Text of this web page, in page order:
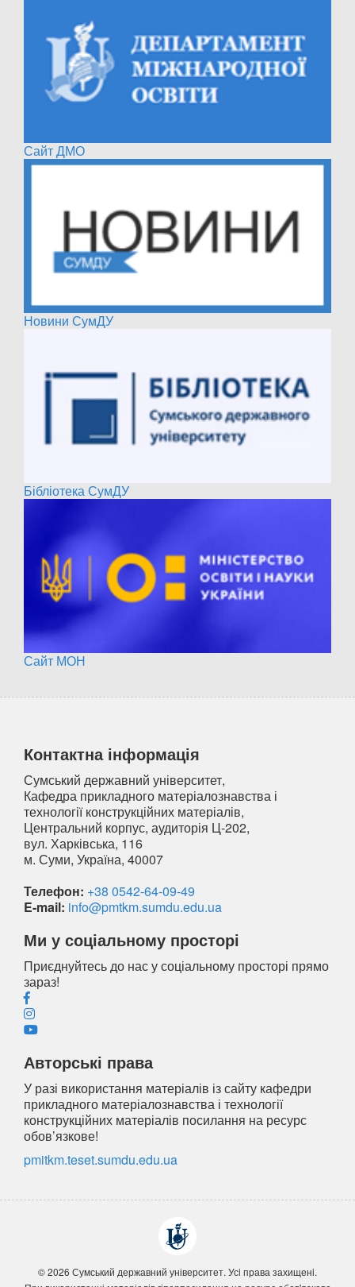
Сайт ДМО
Новини СумДУ
Бібліотека СумДУ
Сайт МОН
Контактна інформація
Сумський державний університет,
Кафедра прикладного матеріалознавства і
технології конструкційних матеріалів,
Центральний корпус, аудиторія Ц-202,
вул. Харківська, 116
м. Суми, Україна, 40007
Телефон: +38 0542-64-09-49
E-mail: info@pmtkm.sumdu.edu.ua
Ми у соціальному просторі
Приєднуйтесь до нас у соціальному просторі прямо
зараз!
Авторські права
У разі використання матеріалів із сайту кафедри
прикладного матеріалознавства і технології
конструкційних матеріалів посилання на ресурс
обов’язкове!
pmitkm.teset.sumdu.edu.ua
© 2026 Сумський державний університет. Усi права захищенi.